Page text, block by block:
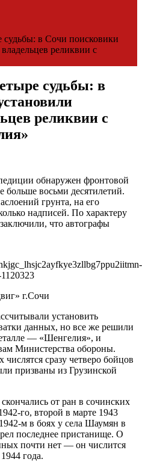
в Сочи поисковики
реликвии с
судьбы: в
реликвии с
обнаружен фронтовой
больше восьми десятилетий.
грунта, на его
надписей. По характеру
что автографы
г.Сочи
установить
данных, но все же решили
— «Шенгелия», и
Министерства обороны.
сразу четверо бойцов
призваны из Грузинской
от ран в сочинских
го, второй в марте 1943
м в боях у села Шаумян в
последнее пристанище. О
почти нет — он числится
года.